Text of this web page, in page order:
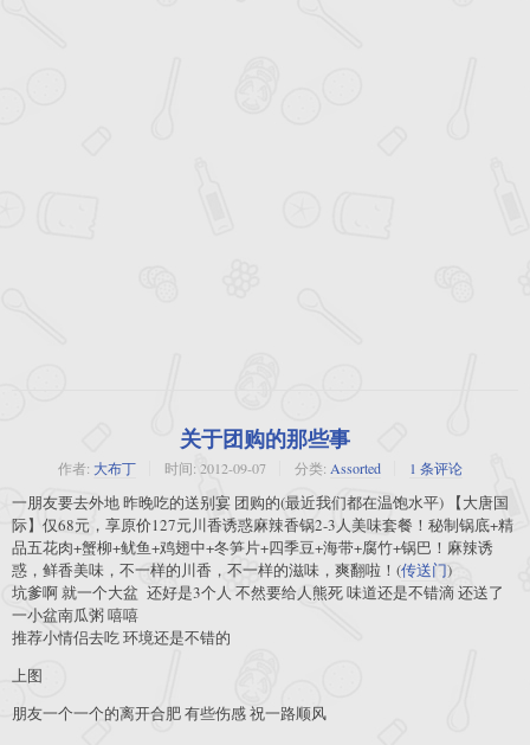
关于团购的那些事
作者: 大布丁 时间: 2012-09-07 分类: Assorted 1 条评论
一朋友要去外地 昨晚吃的送别宴 团购的(最近我们都在温饱水平) 【大唐国
际】仅68元，享原价127元川香诱惑麻辣香锅2-3人美味套餐！秘制锅底+精
品五花肉+蟹柳+鱿鱼+鸡翅中+冬笋片+四季豆+海带+腐竹+锅巴！麻辣诱
惑，鲜香美味，不一样的川香，不一样的滋味，爽翻啦！(传送门)
坑爹啊 就一个大盆 还好是3个人 不然要给人熊死 味道还是不错滴 还送了
一小盆南瓜粥 嘻嘻
推荐小情侣去吃 环境还是不错的
上图
朋友一个一个的离开合肥 有些伤感 祝一路顺风